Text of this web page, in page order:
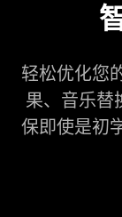
轻松优化您
果、音乐替
保即使是初